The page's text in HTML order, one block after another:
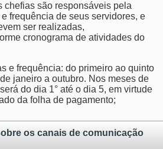
chefias são responsáveis pela
frequência de seus servidores, e
ser realizadas,
cronograma de atividades do
e frequência: do primeiro ao quinto
janeiro a outubro. Nos meses de
do dia 1° até o dia 5, em virtude
da folha de pagamento;
os canais de comunicação